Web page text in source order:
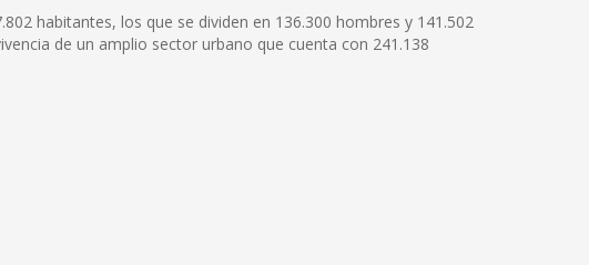
habitantes, los que se dividen en 136.300 hombres y 141.502
de un amplio sector urbano que cuenta con 241.138